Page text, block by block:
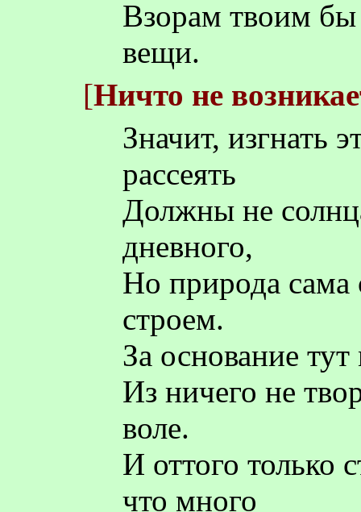
Взорам твоим бы
вещи.
[Ничто не
Значит, изгнать
рассеять
Должны не
дневного,
Но природа
строем.
За основание
Из ничего не
воле.
И оттого только
что много